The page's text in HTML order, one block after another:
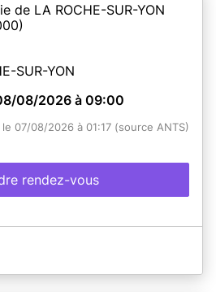
de LA ROCHE-SUR-YON
SUR-YON
08/2026 à 09:00
07/08/2026 à 01:17 (source ANTS)
rendez-vous